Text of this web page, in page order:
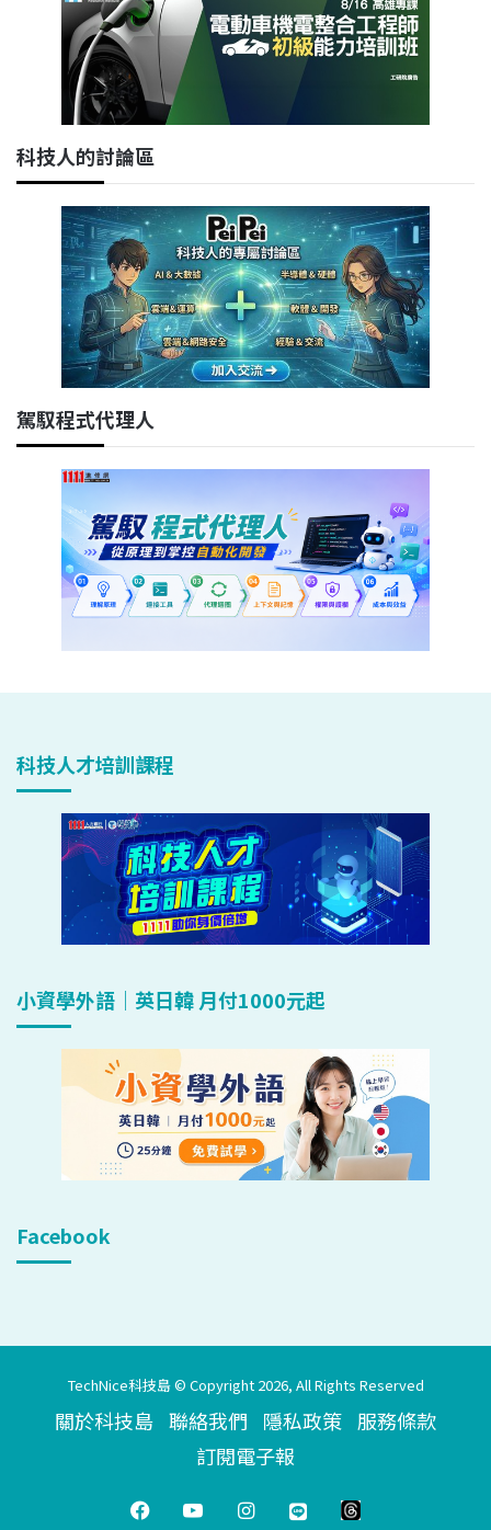
科技人的討論區
駕馭程式代理人
科技人才培訓課程
小資學外語｜英日韓 月付1000元起
Facebook
TechNice科技島 © Copyright 2026, All Rights Reserved
關於科技島 聯絡我們 隱私政策 服務條款
訂閱電子報